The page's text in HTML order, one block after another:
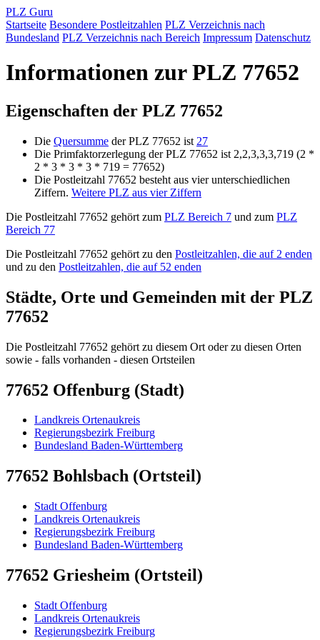
PLZ Guru
Startseite Besondere Postleitzahlen PLZ Verzeichnis nach
Bundesland PLZ Verzeichnis nach Bereich Impressum Datenschutz
Informationen zur PLZ 77652
Eigenschaften der PLZ 77652
Die Quersumme der PLZ 77652 ist 27
Die Primfaktorzerlegung der PLZ 77652 ist 2,2,3,3,3,719 (2 *
2 * 3 * 3 * 3 * 719 = 77652)
Die Postleitzahl 77652 besteht aus vier unterschiedlichen
Ziffern. Weitere PLZ aus vier Ziffern
Die Postleitzahl 77652 gehört zum PLZ Bereich 7 und zum PLZ
Bereich 77
Die Postleitzahl 77652 gehört zu den Postleitzahlen, die auf 2 enden
und zu den Postleitzahlen, die auf 52 enden
Städte, Orte und Gemeinden mit der PLZ
77652
Die Postleitzahl 77652 gehört zu diesem Ort oder zu diesen Orten
sowie - falls vorhanden - diesen Ortsteilen
77652 Offenburg (Stadt)
Landkreis Ortenaukreis
Regierungsbezirk Freiburg
Bundesland Baden-Württemberg
77652 Bohlsbach (Ortsteil)
Stadt Offenburg
Landkreis Ortenaukreis
Regierungsbezirk Freiburg
Bundesland Baden-Württemberg
77652 Griesheim (Ortsteil)
Stadt Offenburg
Landkreis Ortenaukreis
Regierungsbezirk Freiburg